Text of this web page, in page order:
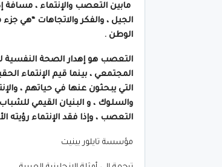
مابين التعصب والإنتماء ، مسافة
الجيل ، والفكر والاتجاهات “هي
الوطن .
التعصب هو إهدار الصحة النفسية
المجتمعي ، بينما قيم الإنتماء
التي يبحثون عنها في حياتهم ،
والسلوك ، و البنيان القيمي
التعصب ، وإذا فقد الإنتماء رؤيته
مؤسسة تايلور بينيت